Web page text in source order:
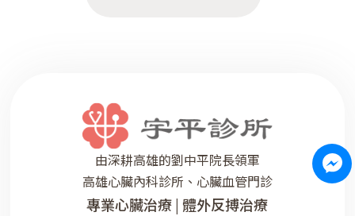
由深耕高雄的劉中平院長領軍
高雄心臟內科診所、心臟血管門診
專業心臟治療 | 體外反搏治療